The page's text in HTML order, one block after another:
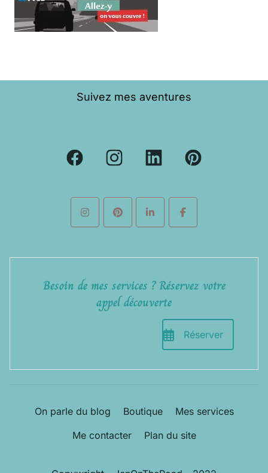
Suivez mes aventures
Besoin de mes services ? Réservez votre
appel découverte
Réserver
On parle du blog Boutique
Mes services
Me contacter
Plan du site